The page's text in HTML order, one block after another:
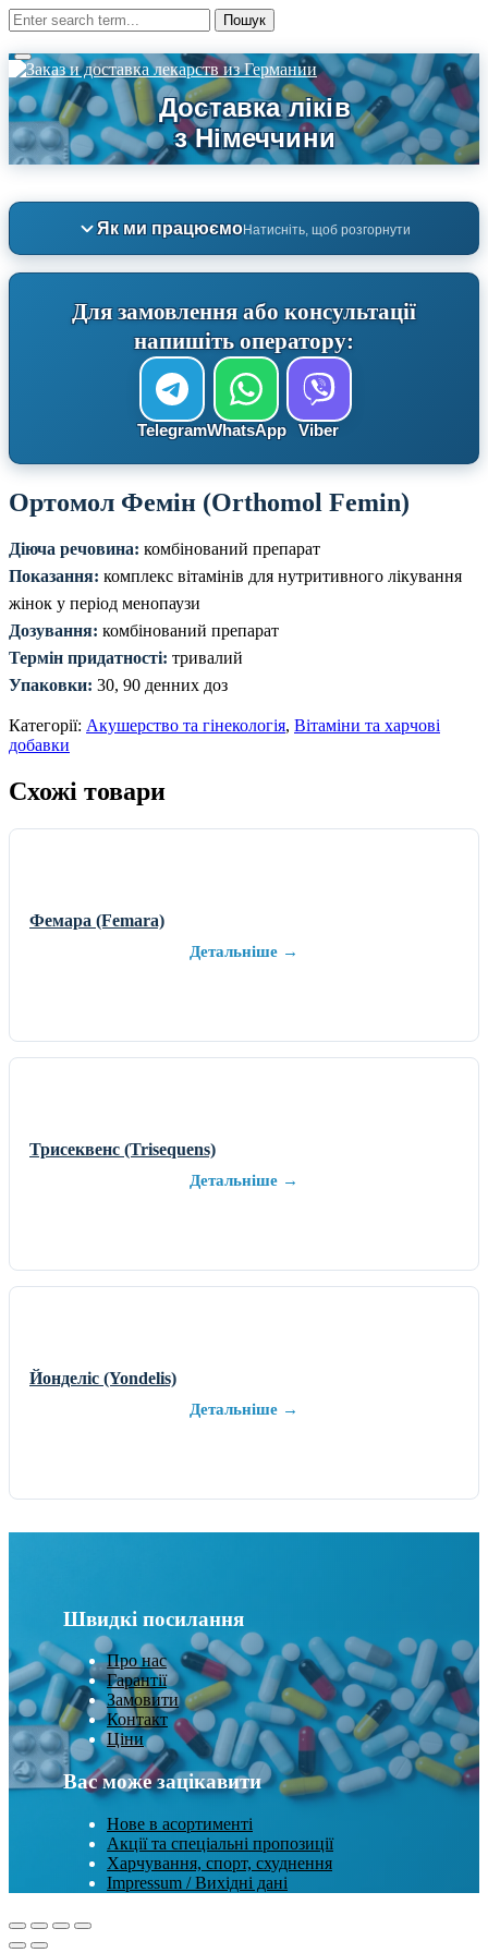
Як ми працюємоНатисніть, щоб розгорнути
Для замовлення або консультації
напишіть оператору:
TelegramWhatsApp Viber
Ортомол Фемін (Orthomol Femin)
Діюча речовина: комбінований препарат
Показання: комплекс вітамінів для нутритивного лікування
жінок у період менопаузи
Дозування: комбінований препарат
Термін придатності: тривалий
Упаковки: 30, 90 денних доз
Категорії: Акушерство та гінекологія, Вітаміни та харчові
добавки
Схожі товари
Фемара (Femara)
Детальніше →
Трисеквенс (Trisequens)
Детальніше →
Йонделіс (Yondelis)
Детальніше →
Швидкі посилання
Про нас
Гарантії
Замовити
Контакт
Ціни
Вас може зацікавити
Нове в асортименті
Акції та спеціальні пропозиції
Харчування, спорт, схуднення
Impressum / Вихідні дані